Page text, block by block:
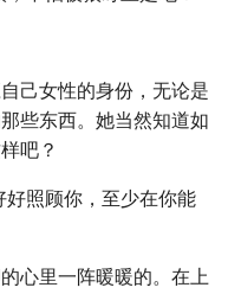
己女性的身份，无论是
些东西。她当然知道如
吧？
好照顾你，至少在你能
心里一阵暖暖的。在上